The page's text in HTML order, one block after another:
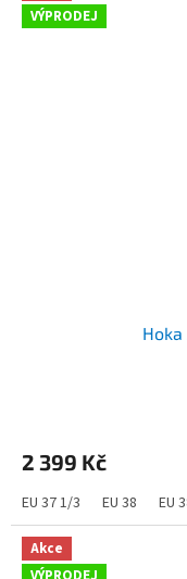
VÝPRODEJ
Hoka
2 399 Kč
EU 37 1/3 EU 38 EU
Akce